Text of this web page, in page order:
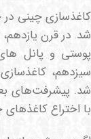
کاغذسازی چینی
شد. در قرن
پوستی و پانل
سیزدهم،
شد. پیشرفت‌های
با اختراع